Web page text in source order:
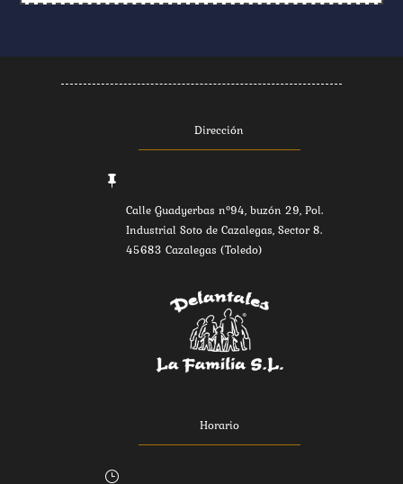
Dirección

Calle Guadyerbas nº94, buzón 29, Pol.
Industrial Soto de Cazalegas, Sector 8.
45683 Cazalegas (Toledo)
Horario
}